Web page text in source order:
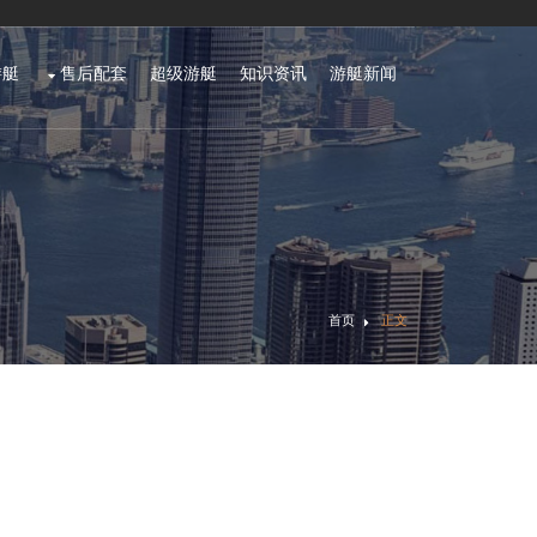
售后配套 超级游艇 知识资讯 游艇新闻
首页 正文